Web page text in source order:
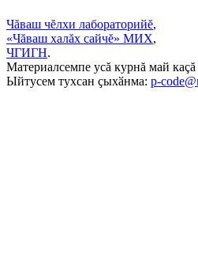
Чăваш чĕлхи лабораторийĕ,
«Чăваш халăх сайчĕ» МИХ,
ЧГИГН.
Материалсемпе усă курнă май
Ыйтусем тухсан ҫыхӑнма: p-